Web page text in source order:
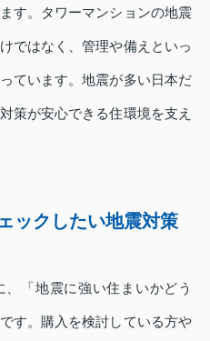
す。タワーマンションの地震
ではなく、管理や備えといっ
ています。地震が多い日本だ
策が安心できる住環境を支え
ックしたい地震対策
「地震に強い住まいかどう
す。購入を検討している方や